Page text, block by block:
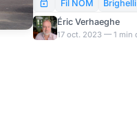
réforme de l’éducation
en couleurs à ne pas
Fil NOM
Brighelli
Éric Verhaeghe
17 oct. 2023 — 1 min